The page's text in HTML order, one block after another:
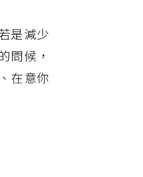
是減少
問候，
在意你